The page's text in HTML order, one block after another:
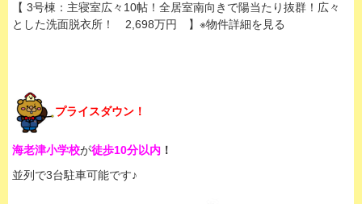
【 3号棟：主寝室広々10帖！全居室南向きで陽当たり抜群！広々
とした洗面脱衣所！ 2,698万円 】※物件詳細を見る
プライスダウン！
海老津小学校が徒歩10分以内 ！
並列で3台駐車可能です♪